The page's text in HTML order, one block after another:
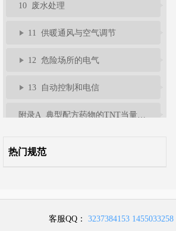
10 废水处理
11 供暖通风与空气调节
12 危险场所的电气
13 自动控制和电信
条文说明
热门规范
客服QQ： 3237384153 1455033258